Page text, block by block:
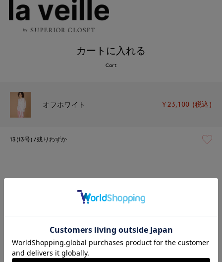
カートに入れる
Cart
オフホワイト ￥23,100 (税込)
13(13号) 残りわずか